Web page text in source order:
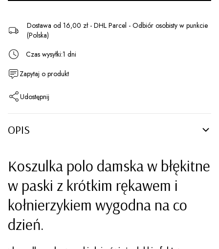
Dostawa od 16,00 zł - DHL Parcel - Odbiór osobisty w punkcie
(Polska)
Czas wysyłki:1 dni
Zapytaj o produkt
Udostępnij
OPIS
Koszulka polo damska w błękitne
w paski z krótkim rękawem i
kołnierzykiem wygodna na co
dzień.